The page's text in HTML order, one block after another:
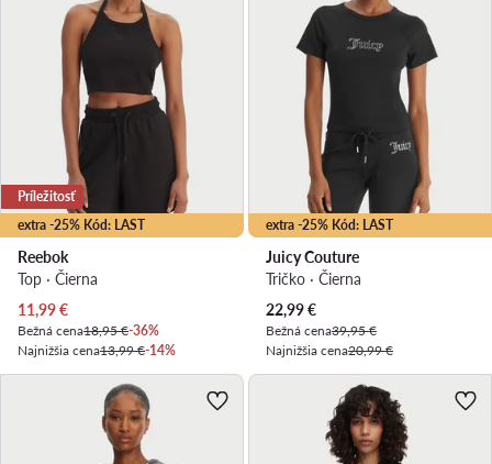
extra -25% Kód: LAST
Príležitosť
Reebok
Top · Čierna
Aktuálna cena
11,99€
Bežná cena18,95 €-36%
Najnižšia cena13,99 €-14%
extra -25% Kód: LAST
Juicy Couture
Tričko · Čierna
Aktuálna cena
22,99€
Bežná cena39,95 €
Najnižšia cena20,99 €